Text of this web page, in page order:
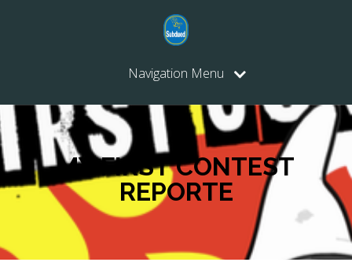
Navigation Menu
MY FIRST CONTEST
REPORTE